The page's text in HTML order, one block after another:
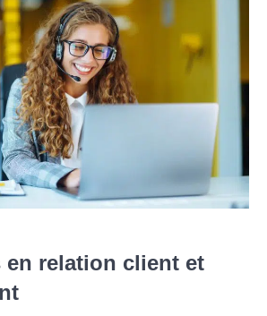
en relation client et